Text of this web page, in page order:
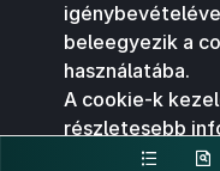
beleegyezik a
használatába.
A cookie-k
részletesebb
kattintva olvashat.